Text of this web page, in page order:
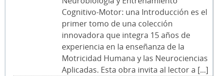
Cognitivo-Motor: una Introducción es el
primer tomo de una colección
innovadora que integra 15 años de
experiencia en la enseñanza de la
Motricidad Humana y las Neurociencias
Aplicadas. Esta obra invita al lector a [...]